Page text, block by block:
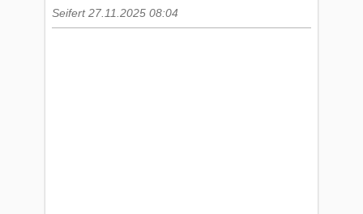
Seifert 27.11.2025 08:04